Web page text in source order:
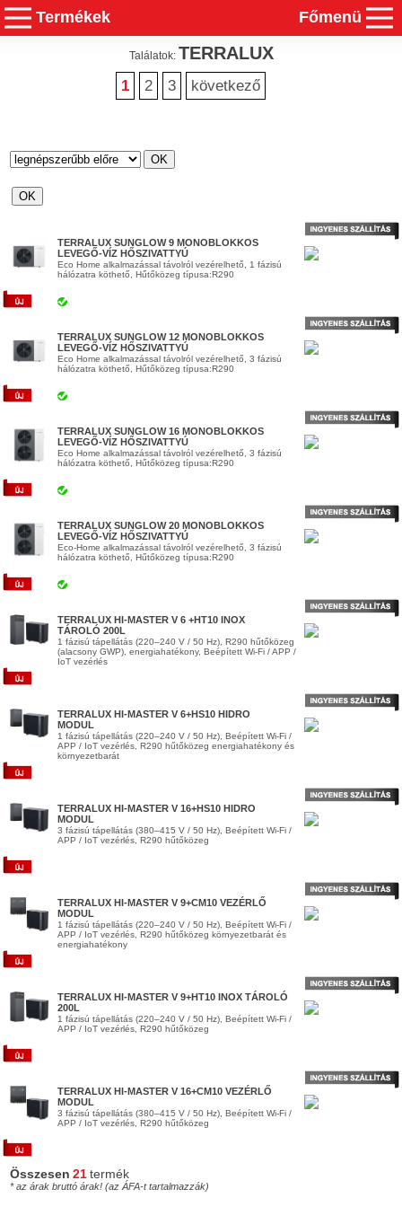
Termékek Főmenü
Találatok: TERRALUX
1 2 3 következő
TERRALUX SUNGLOW 9 MONOBLOKKOS
LEVEGŐ-VÍZ HŐSZIVATTYÚ
Eco Home alkalmazással távolról vezérelhető, 1 fázisú
hálózatra köthető, Hűtőközeg típusa:R290
TERRALUX SUNGLOW 12 MONOBLOKKOS
LEVEGŐ-VÍZ HŐSZIVATTYÚ
Eco Home alkalmazással távolról vezérelhető, 3 fázisú
hálózatra köthető, Hűtőközeg típusa:R290
TERRALUX SUNGLOW 16 MONOBLOKKOS
LEVEGŐ-VÍZ HŐSZIVATTYÚ
Eco Home alkalmazással távolról vezérelhető, 3 fázisú
hálózatra köthető, Hűtőközeg típusa:R290
TERRALUX SUNGLOW 20 MONOBLOKKOS
LEVEGŐ-VÍZ HŐSZIVATTYÚ
Eco-Home alkalmazással távolról vezérelhető, 3 fázisú
hálózatra köthető, Hűtőközeg típusa:R290
TERRALUX HI-MASTER V 6 +HT10 INOX
TÁROLÓ 200L
1 fázisú tápellátás (220–240 V / 50 Hz), R290 hűtőközeg
(alacsony GWP), energiahatékony, Beépített Wi-Fi / APP /
IoT vezérlés
TERRALUX HI-MASTER V 6+HS10 HIDRO
MODUL
1 fázisú tápellátás (220–240 V / 50 Hz), Beépített Wi-Fi /
APP / IoT vezérlés, R290 hűtőközeg energiahatékony és
környezetbarát
TERRALUX HI-MASTER V 16+HS10 HIDRO
MODUL
3 fázisú tápellátás (380–415 V / 50 Hz), Beépített Wi-Fi /
APP / IoT vezérlés, R290 hűtőközeg
TERRALUX HI-MASTER V 9+CM10 VEZÉRLŐ
MODUL
1 fázisú tápellátás (220–240 V / 50 Hz), Beépített Wi-Fi /
APP / IoT vezérlés, R290 hűtőközeg környezetbarát és
energiahatékony
TERRALUX HI-MASTER V 9+HT10 INOX TÁROLÓ
200L
1 fázisú tápellátás (220–240 V / 50 Hz), Beépített Wi-Fi /
APP / IoT vezérlés, R290 hűtőközeg
TERRALUX HI-MASTER V 16+CM10 VEZÉRLŐ
MODUL
3 fázisú tápellátás (380–415 V / 50 Hz), Beépített Wi-Fi /
APP / IoT vezérlés, R290 hűtőközeg
Összesen 21 termék
* az árak bruttó árak! (az ÁFA-t tartalmazzák)